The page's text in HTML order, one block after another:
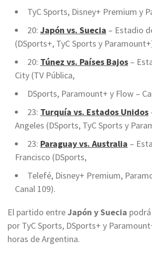
TyC Sports, Disney+ Premium y
20: Japón vs. Suecia – Estadio
(DSports+, TyC Sports y
20: Túnez vs. Países Bajos –
City (TV Pública,
DSports, Paramount+ y Flow –
23: Turquía vs. Estados Unidos
Angeles (DSports, TyC Sports y
23: Paraguay vs. Australia –
Francisco (DSports,
Telefé, Disney+ Premium,
Canal 109).
El partido entreJapón y Suecia
por TyC Sports, DSports+ y
horas de Argentina.